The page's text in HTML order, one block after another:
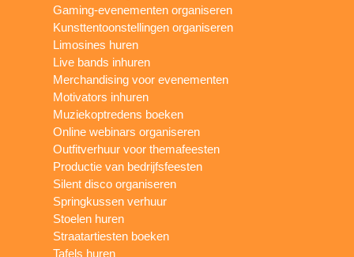
Gaming-evenementen organiseren
Kunsttentoonstellingen organiseren
Limosines huren
Live bands inhuren
Merchandising voor evenementen
Motivators inhuren
Muziekoptredens boeken
Online webinars organiseren
Outfitverhuur voor themafeesten
Productie van bedrijfsfeesten
Silent disco organiseren
Springkussen verhuur
Stoelen huren
Straatartiesten boeken
Tafels huren